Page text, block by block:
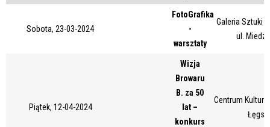
Trwające w zakresie
Sobota, 23-03-2024
FotoGrafika
-
warsztaty
Galeria Sztuki
ul.
Piątek, 12-04-2024
Wizja
Browaru
B. za 50
lat –
konkurs
Centrum Kultury